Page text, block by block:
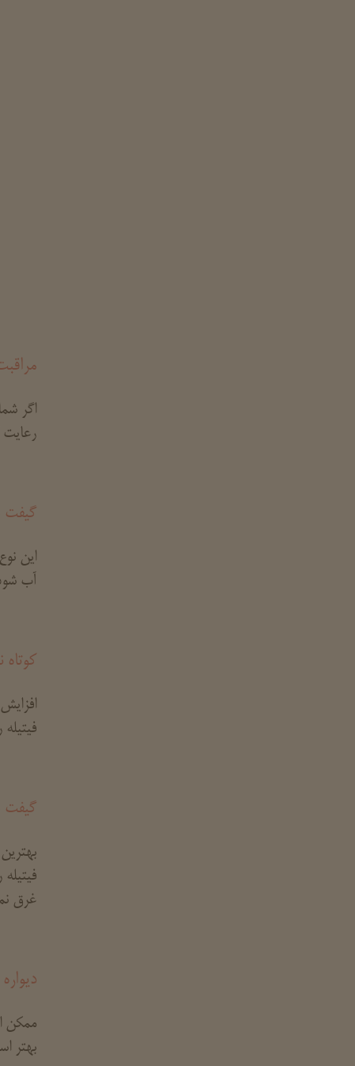
اگر
رعایت
گیفت
این
آب
فیتیله
گیفت
غرق
ممکن
بهتر